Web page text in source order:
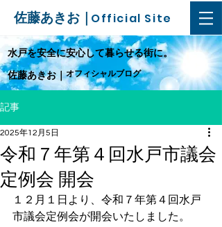
Official Site
佐藤あきお｜
​水戸を安全に安心して暮らせる街に。
佐藤あきお｜オフィシャルブログ
記事
令和７年第４回水戸市議会
定例会 開会
2025年12月5日
１２月１日より、令和７年第４回水戸
市議会定例会が開会いたしました。